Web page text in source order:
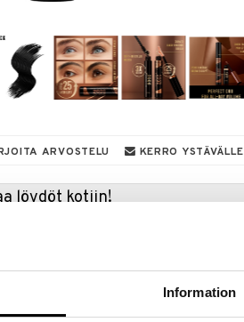
Information
ARVOSTELU KERRO YSTÄVÄLLE
löydöt kotiin!
31.8.2026 asti mutta ole nopea -
voivat päästä loppumaan!